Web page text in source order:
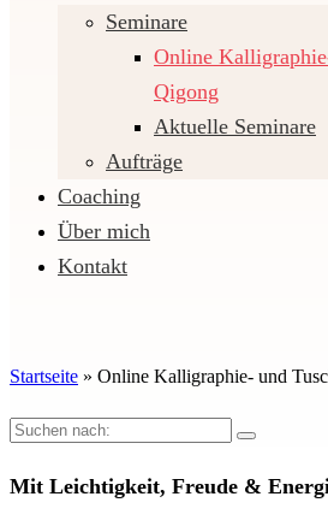
Seminare
Online
Qigong
Aktuelle Seminare
Aufträge
Coaching
Über mich
Kontakt
Startseite » Online Kalligraphie- und
Mit Leichtigkeit, Freude &